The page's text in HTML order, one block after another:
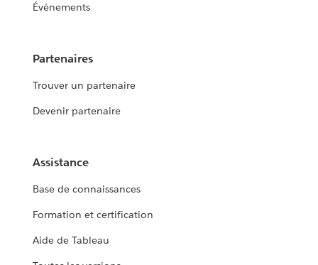
Événements
Partenaires
Trouver un partenaire
Devenir partenaire
Assistance
Base de connaissances
Formation et certification
Aide de Tableau